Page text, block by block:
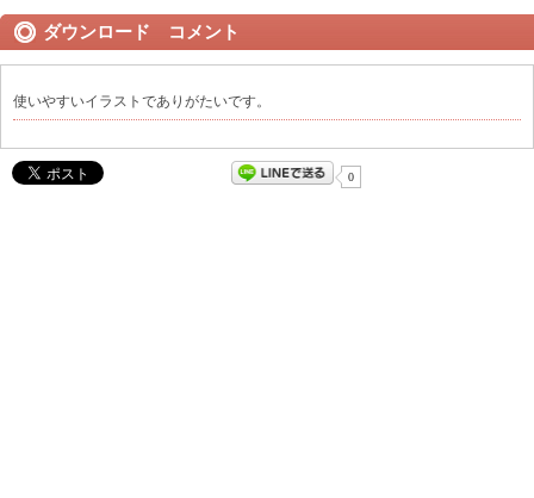
ダウンロード コメント
使いやすいイラストでありがたいです。
0